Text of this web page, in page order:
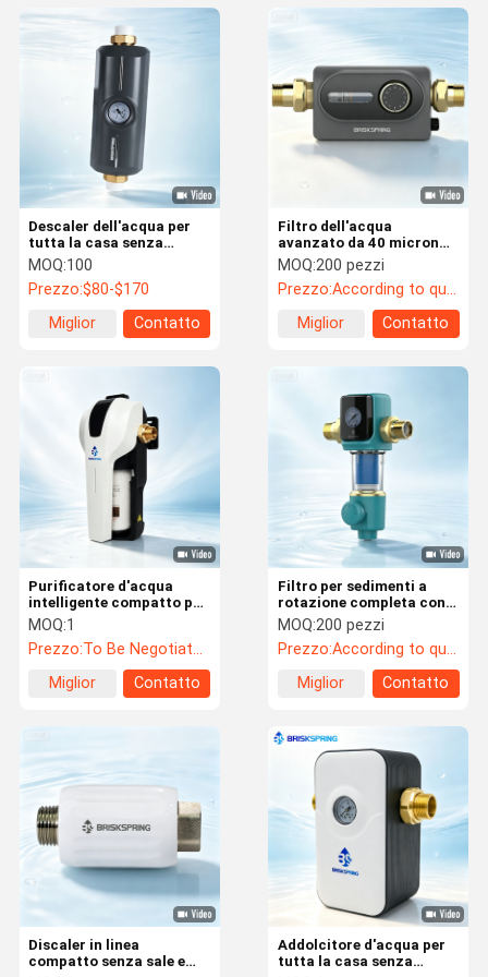
Prodotti
Visita Alla
Fabbrica
Filtro dell'acqua
avanzato da 40 micron
per l'intera casa con
disegno auto-pulitore e
alto flusso di 7 T/H
MOQ:200 pezzi
Prezzo:According to quantity
Miglior
Contatto
Descaler dell'acqua per
tutta la casa senza
manutenzione con
portata di 5 T/h e
certificazione NSF -
Alternativa di addolcitore
di acqua senza sale
MOQ:100
Prezzo:$80-$170
Miglior
Contatto
Filtro per sedimenti a
rotazione completa con
filtrazione di particelle
da 40 μm e sistema di
filtrazione a disco a più
strati per elevate
prestazioni di flusso
MOQ:200 pezzi
Prezzo:According to quantity
Miglior
Contatto
Purificatore d'acqua
intelligente compatto per
tutta la casa con flusso
elevato di 15 L/min,
cartuccia a cambio
rapido e promemoria
intelligente per la
sostituzione del filtro
MOQ:1
Prezzo:To Be Negotiated
Miglior
Contatto
Addolcitore d'acqua per
tutta la casa senza
Discaler in linea
compatto senza sale e